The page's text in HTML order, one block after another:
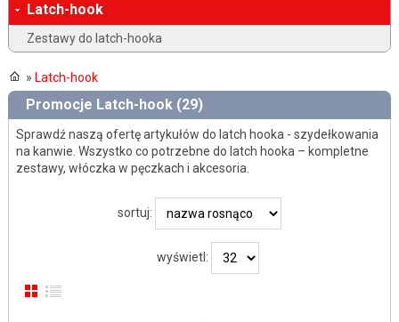
Latch-hook
Zestawy do latch-hooka
» Latch-hook
Promocje Latch-hook (29)
Sprawdź naszą ofertę artykułów do latch hooka - szydełkowania
na kanwie. Wszystko co potrzebne do latch hooka – kompletne
zestawy, włóczka w pęczkach i akcesoria.
sortuj:
wyświetl: